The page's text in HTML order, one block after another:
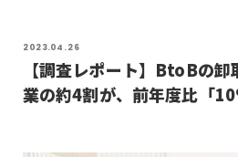
2023.04.26
【調査レポート】BtoBの
業の約4割が、前年度比「